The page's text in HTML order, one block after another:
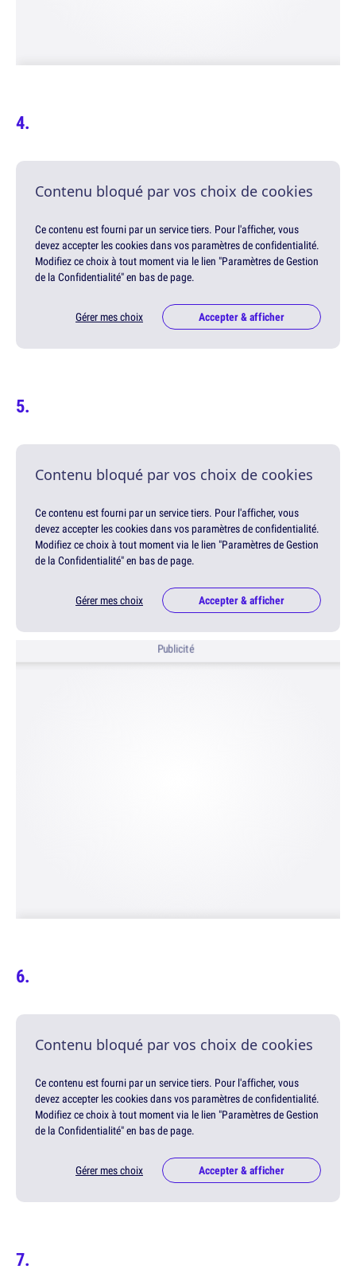
Contenu bloqué par vos choix de cookies
Ce contenu est fourni par un service tiers. Pour l'afficher, vous
devez accepter les cookies dans vos paramètres de confidentialité.
Modifiez ce choix à tout moment via le lien "Paramètres de Gestion
de la Confidentialité" en bas de page.
Gérer mes choix Accepter & afficher
Contenu bloqué par vos choix de cookies
Ce contenu est fourni par un service tiers. Pour l'afficher, vous
devez accepter les cookies dans vos paramètres de confidentialité.
Modifiez ce choix à tout moment via le lien "Paramètres de Gestion
de la Confidentialité" en bas de page.
Gérer mes choix Accepter & afficher
Publicité
Contenu bloqué par vos choix de cookies
Ce contenu est fourni par un service tiers. Pour l'afficher, vous
devez accepter les cookies dans vos paramètres de confidentialité.
Modifiez ce choix à tout moment via le lien "Paramètres de Gestion
de la Confidentialité" en bas de page.
Gérer mes choix Accepter & afficher